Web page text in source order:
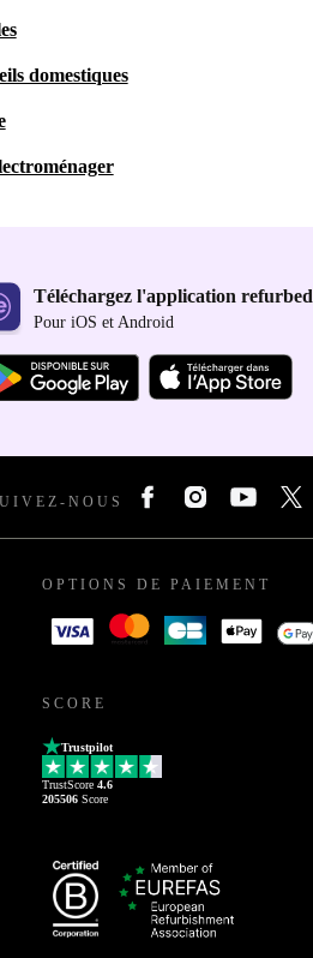
domestiques
Téléchargez l'application refurbed
Pour iOS et Android
NOUS
OPTIONS DE PAIEMENT
SCORE
Trustpilot
TrustScore 4.6
205506 Score